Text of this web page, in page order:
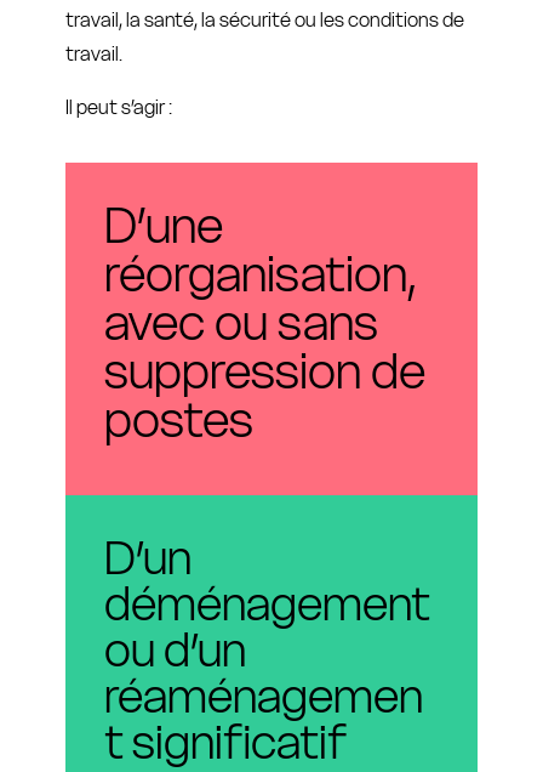
travail, la santé, la sécurité ou les conditions de
travail.
Il peut s’agir :
D’une
réorganisation,
avec ou sans
suppression de
postes
D’un
déménagement
ou d’un
réaménagemen
t significatif